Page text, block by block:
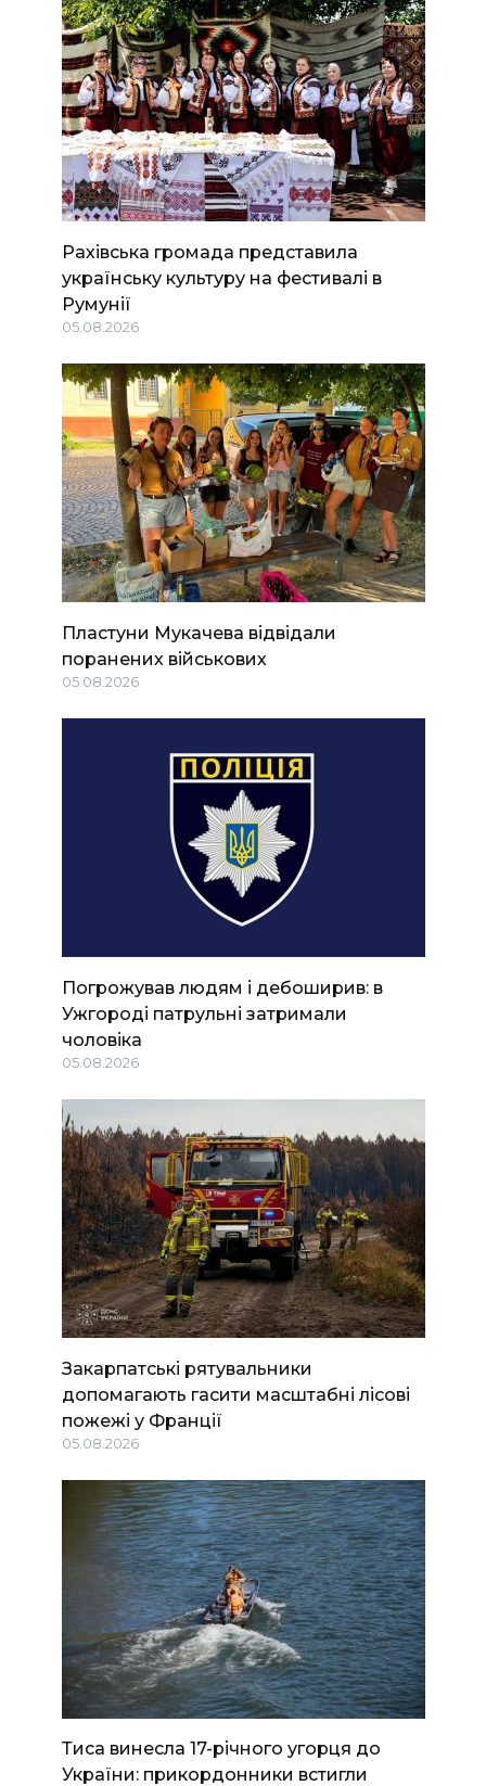
Рахівська громада представила
українську культуру на фестивалі в
Румунії
05.08.2026
Пластуни Мукачева відвідали
поранених військових
05.08.2026
Погрожував людям і дебоширив: в
Ужгороді патрульні затримали
чоловіка
05.08.2026
Закарпатські рятувальники
допомагають гасити масштабні лісові
пожежі у Франції
05.08.2026
Тиса винесла 17-річного угорця до
України: прикордонники встигли